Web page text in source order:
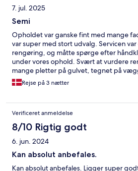
7. jul. 2025
Semi
Opholdet var ganske fint med mange
var super med stort udvalg. Servicen var
rengøring, og måtte spørge efter
under vores ophold. Svært at vurdere
mange pletter på gulvet, tegnet på
slid.Rejse på 3 nætter
Verificeret anmeldelse
8/10 Rigtig godt
6. jun. 2024
Kan absolut anbefales.
Kan absolut anbefales. Ligger super